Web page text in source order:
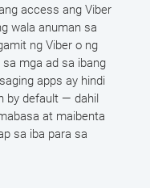
access ang Viber
wala anuman sa
ng Viber o ng
mga ad sa ibang
apps ay hindi
by default — dahil
at maibenta
sa iba para sa